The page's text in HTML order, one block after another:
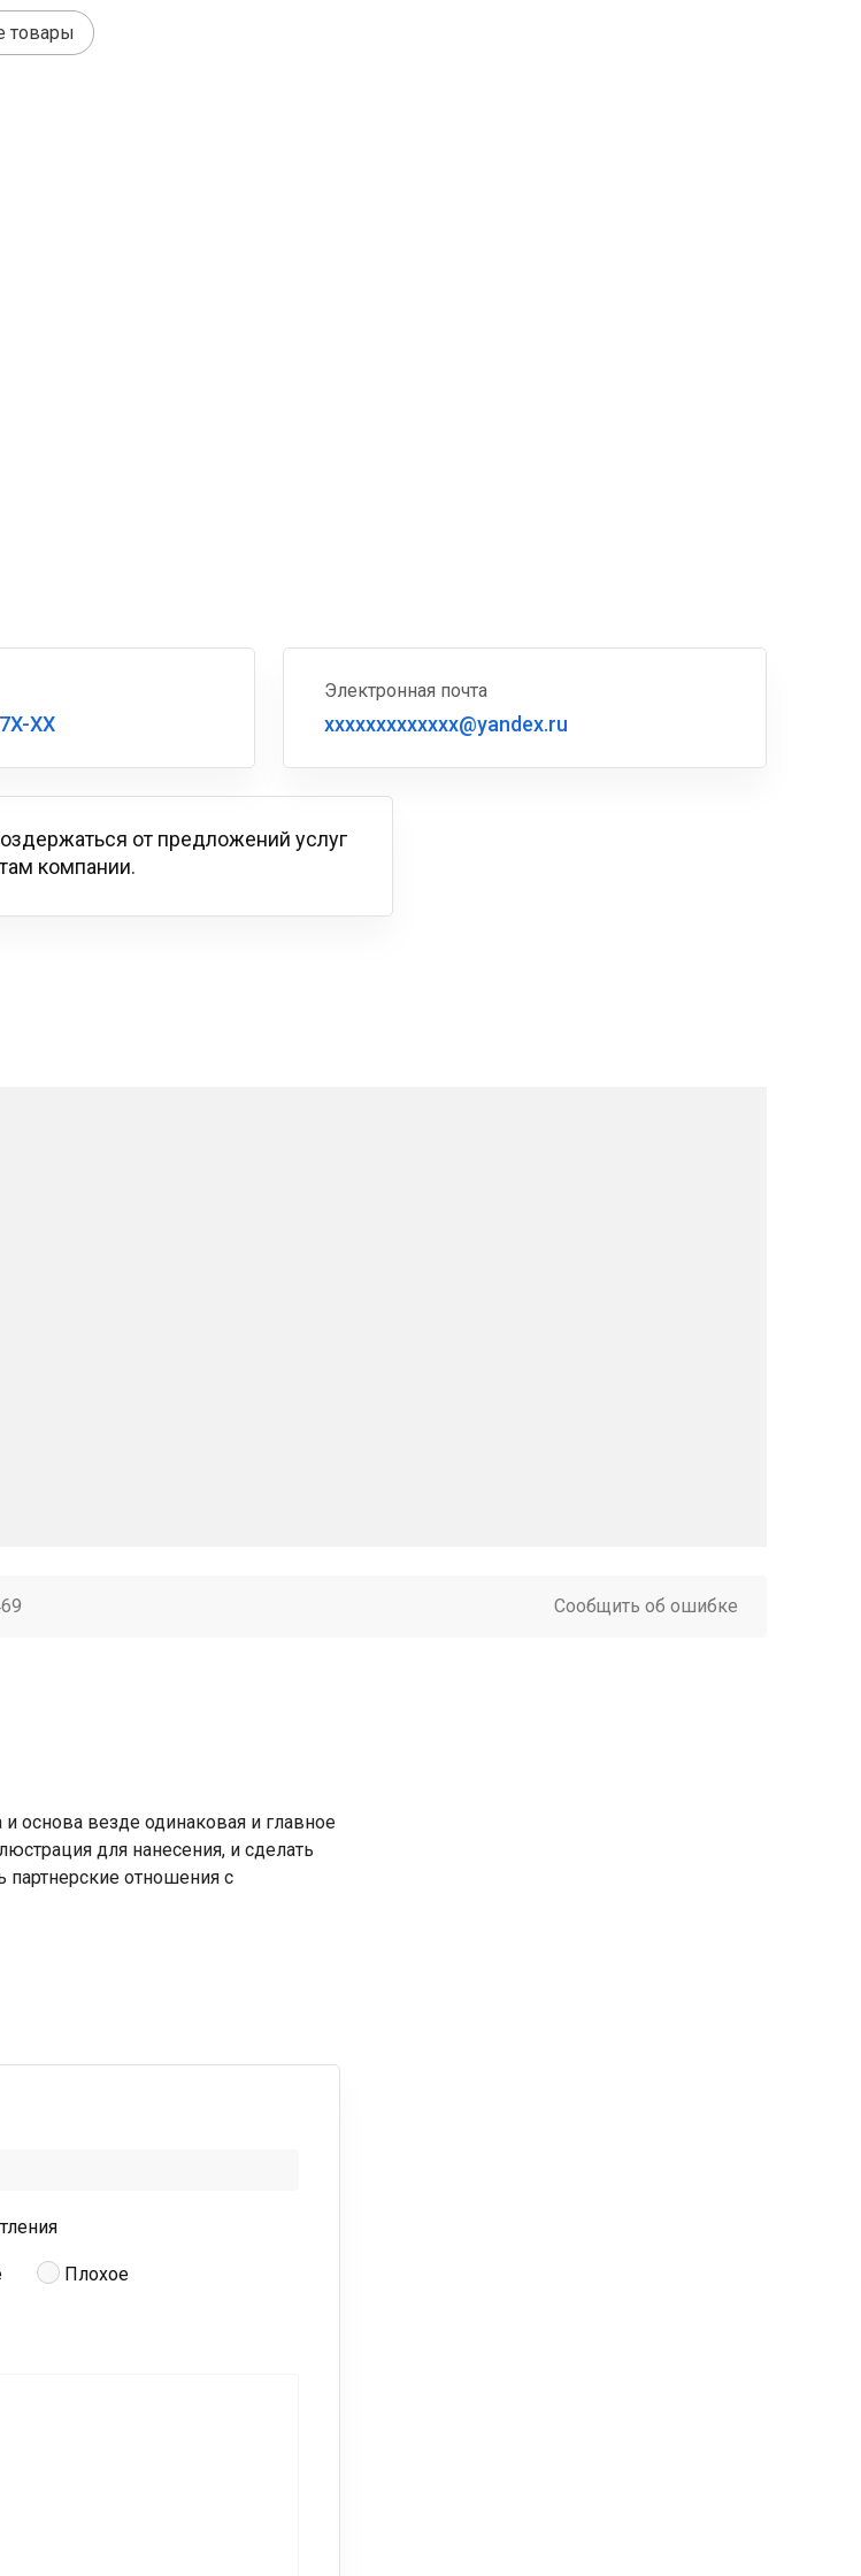
товары
XX
Электронная почта
xxxxxxxxxxxxx@yandex.ru
от предложений услуг
компании.
Сообщить об ошибке
основа везде одинаковая и главное
для нанесения, и сделать
партнерские отношения с
Плохое